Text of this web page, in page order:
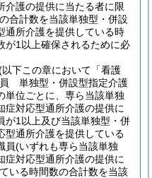
介護の提供に当たる者に限
合計数を当該単独型・併設
通所介護を提供している時
が1以上確保されるために必
以下この章において「看護
単独型・併設型指定介護
単位ごとに、専ら当該単独
症対応型通所介護の提供に
が1以上及び当該単独型・併
型通所介護を提供している
員(いずれも専ら当該単独
症対応型通所介護の提供に
いる時間数の合計数を当該